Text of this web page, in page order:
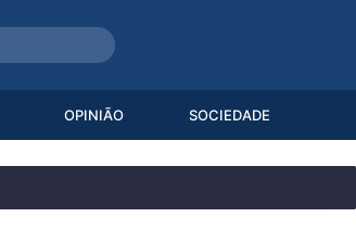
OPINIÃO SOCIEDADE